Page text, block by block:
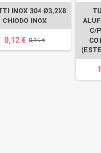
INOX 304 Ø3,2X8
CHIODO INOX
0,12 € 0,19 €
C/